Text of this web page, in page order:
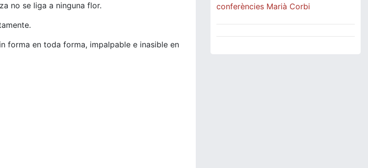
no se liga a ninguna flor.
forma en toda forma, impalpable e inasible en
conferències Marià Corbi